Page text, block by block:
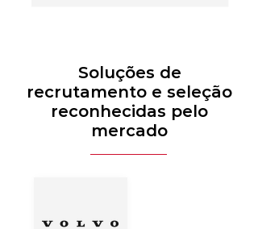
Soluções de
recrutamento e seleção
reconhecidas pelo
mercado